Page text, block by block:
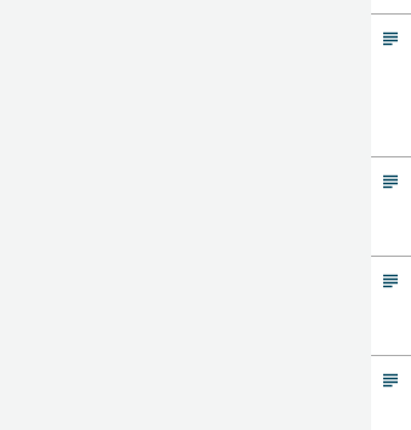
subject
subject
subject
subject